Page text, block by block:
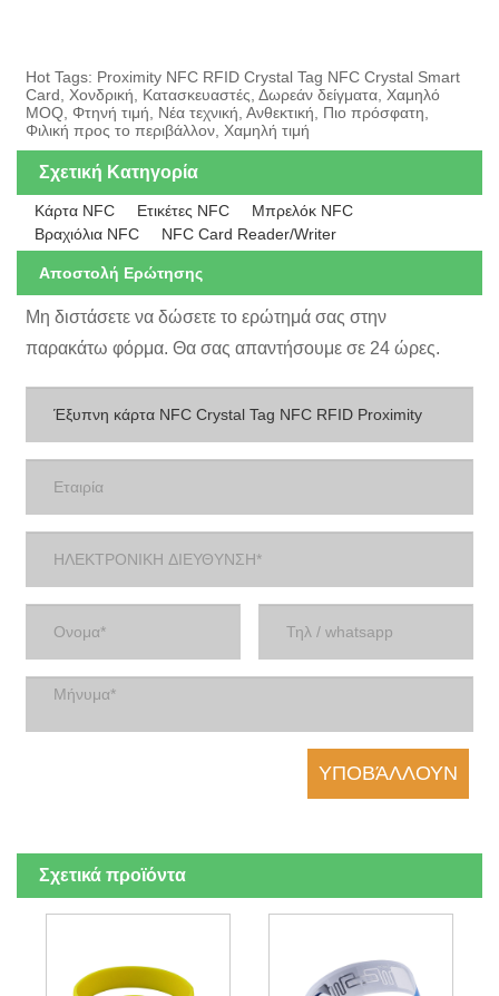
Hot Tags: Proximity NFC RFID Crystal Tag NFC Crystal Smart
Card, Χονδρική, Κατασκευαστές, Δωρεάν δείγματα, Χαμηλό
MOQ, Φτηνή τιμή, Νέα τεχνική, Ανθεκτική, Πιο πρόσφατη,
Φιλική προς το περιβάλλον, Χαμηλή τιμή
Σχετική Κατηγορία
Κάρτα NFC Ετικέτες NFC
Μπρελόκ NFC
Βραχιόλια NFC
NFC Card Reader/Writer
Αποστολή Ερώτησης
Μη διστάσετε να δώσετε το ερώτημά σας στην
παρακάτω φόρμα. Θα σας απαντήσουμε σε 24 ώρες.
Σχετικά προϊόντα